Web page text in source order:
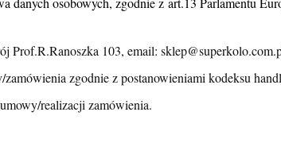
Prof.R.Ranoszka 103, email:
zamówienia zgodnie z postanowieniami kodeksu
realizacji zamówienia.